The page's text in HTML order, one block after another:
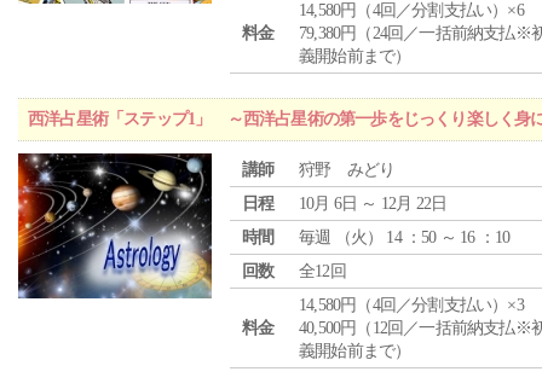
料金
14,580円（4回／分割支払い）×6
79,380円（24回／一括前納支払※
義開始前まで）
西洋占星術「ステップ1」 ～西洋占星術の第一歩をじっくり楽しく身
講師
狩野 みどり
日程
10月 6日 ～ 12月 22日
時間
毎週 （火 ） 14 ：50 ～ 16 ：10
回数
全12回
料金
14,580円（4回／分割支払い）×3
40,500円（12回／一括前納支払※
義開始前まで）